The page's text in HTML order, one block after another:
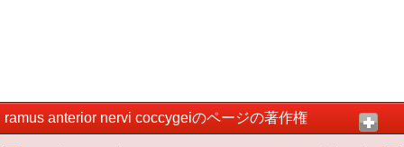
ramus anterior nervi coccygeiのページの著作権